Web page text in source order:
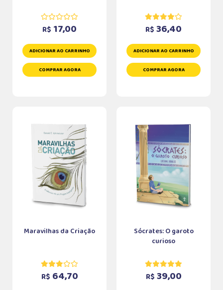
R$ 17,00
ADICIONAR AO CARRINHO
COMPRAR AGORA
R$ 36,40
ADICIONAR AO CARRINHO
COMPRAR AGORA
Maravilhas da Criação
R$ 64,70
Sócrates: O garoto
curioso
R$ 39,00